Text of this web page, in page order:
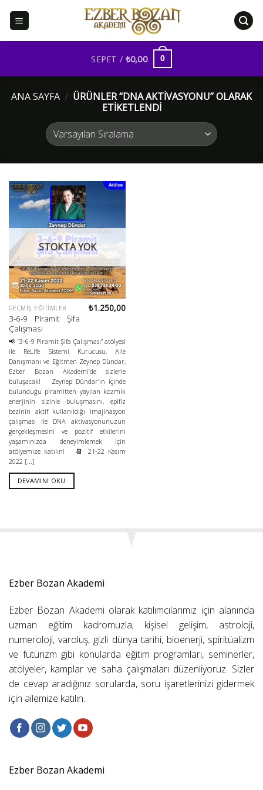
SEPET / ₺0,00 0
ANA SAYFA / ÜRÜNLER “DNA AKTIVASYONU” OLARAK
ETIKETLENDI
STOKTA YOK
GEÇMIŞ EĞITIMLER
3-6-9 Piramit Şifa
Çalışması
₺1.250,00
📢 “3-6-9 Piramit Şifa Çalışması” atölyesi
ile ReLife Sistemi Kurucusu, Aile
Danışmanı ve Eğitmen Zeynep Dündar,
Ezber Bozan Akademi’de sizlerle
buluşacak! Zeynep Dündar’ın içinde
bulunduğu piramitten yayılan kozmik
enerjinin sizinle buluşmasını, epifiz
bezinin aktif kullanıldığı imajinasyon
çalışması ile DNA aktivasyonunuzun
gerçekleşmesini ve pozitif etkilerini
yaşamınızda deneyimlemek için
atölyemize katılın! 📆 21-22 Kasım
2022 [...]
DEVAMINI OKU
Ezber Bozan Akademi
Ezber Bozan Akademi olarak katılımcılarımız için alanında
uzman eğitim kadromuzla; kişisel gelişim, astroloji,
numeroloji, varoluş, gizli dünya tarihi, bioenerji, spiritüalizm
ve fütürizm gibi konularda eğitim programları, seminerler,
atölyeler, kamplar ve saha çalışmaları düzenliyoruz. Sizler
de cevap aradığınız sorularda, soru işaretlerinizi gidermek
için ailemize katılın.
Ezber Bozan Akademi